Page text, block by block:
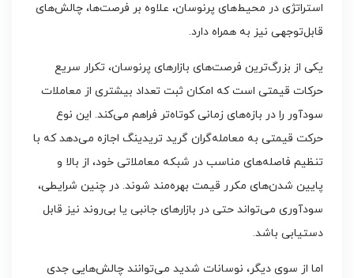
استراتژی در محیط‌های پرنوسان، علاوه بر فرصت‌ها، چالش‌های
قابل‌توجهی نیز به همراه دارد.
یکی از بزرگ‌ترین فرصت‌های بازارهای پرنوسان، تکرار سریع
حرکات قیمتی است که امکان ثبت تعداد بیشتری از معاملات
سودآور را در بازه‌های زمانی کوتاه‌تر فراهم می‌کند. این نوع
حرکت قیمتی به معامله‌گران گرید تریدینگ اجازه می‌دهد که با
تنظیم فاصله‌های مناسب در شبکه معاملاتی خود، از بالا و
پایین شدن‌های مکرر قیمت بهره‌مند شوند. در چنین شرایطی،
سودآوری می‌تواند حتی در بازارهای جانبی یا بی‌روند نیز قابل
دستیابی باشد.
اما از سوی دیگر، نوسانات شدید می‌توانند چالش‌هایی جدی